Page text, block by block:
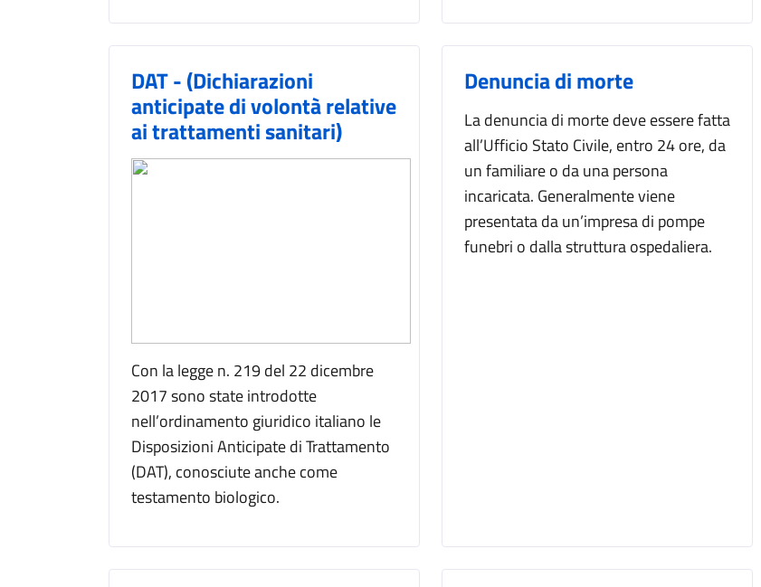
DAT - (Dichiarazioni
anticipate di volontà relative
ai trattamenti sanitari)
Con la legge n. 219 del 22 dicembre
2017 sono state introdotte
nell’ordinamento giuridico italiano le
Disposizioni Anticipate di Trattamento
(DAT), conosciute anche come
testamento biologico.
Denuncia di morte
La denuncia di morte deve essere fatta
all’Ufficio Stato Civile, entro 24 ore, da
un familiare o da una persona
incaricata. Generalmente viene
presentata da un’impresa di pompe
funebri o dalla struttura ospedaliera.